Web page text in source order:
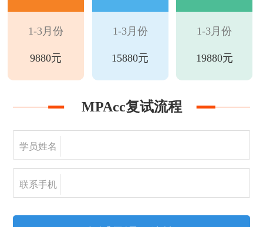
1-3月份
9880元
1-3月份
15880元
1-3月份
19880元
MPAcc复试流程
学员姓名
联系手机